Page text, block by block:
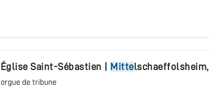
église Saint-Sébastien Mittelschaeffolsheim,
orgue de tribune